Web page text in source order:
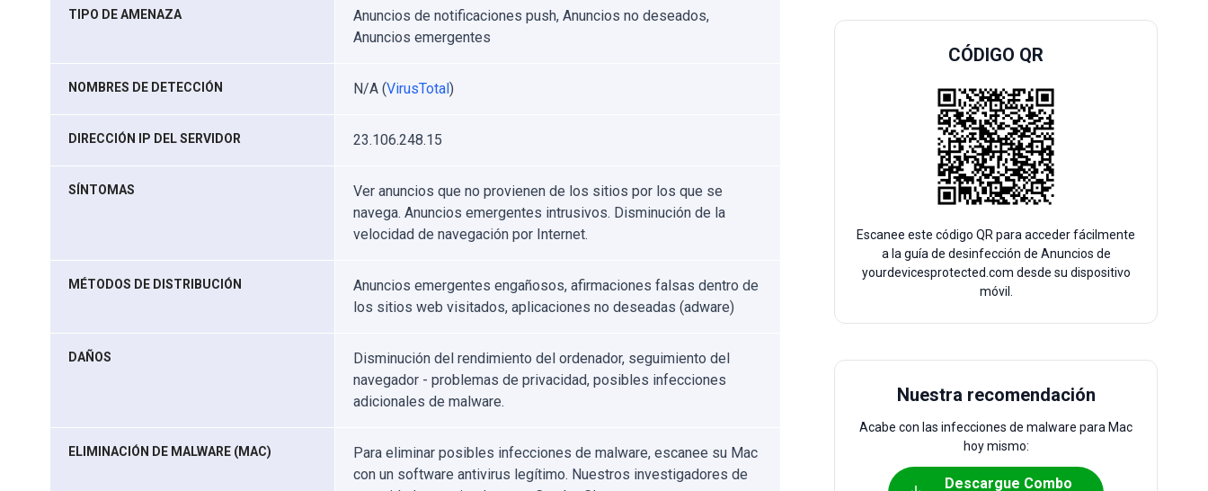
TIPO DE AMENAZA
Anuncios de notificaciones push, Anuncios no deseados,
Anuncios emergentes
NOMBRES DE DETECCIÓN N/A (VirusTotal)
DIRECCIÓN IP DEL SERVIDOR 23.106.248.15
SÍNTOMAS
Ver anuncios que no provienen de los sitios por los que se
navega. Anuncios emergentes intrusivos. Disminución de la
velocidad de navegación por Internet.
MÉTODOS DE DISTRIBUCIÓN
Anuncios emergentes engañosos, afirmaciones falsas dentro de
los sitios web visitados, aplicaciones no deseadas (adware)
DAÑOS
Disminución del rendimiento del ordenador, seguimiento del
navegador - problemas de privacidad, posibles infecciones
adicionales de malware.
ELIMINACIÓN DE MALWARE (MAC)
Para eliminar posibles infecciones de malware, escanee su Mac
con un software antivirus legítimo. Nuestros investigadores de
CÓDIGO QR
Escanee este código QR para acceder fácilmente
a la guía de desinfección de Anuncios de
yourdevicesprotected.com desde su dispositivo
móvil.
Nuestra recomendación
Acabe con las infecciones de malware para Mac
hoy mismo:
Descargue Combo